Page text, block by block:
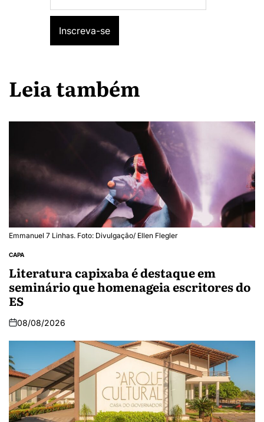
Leia também
Emmanuel 7 Linhas. Foto: Divulgação/ Ellen Flegler
CAPA
Literatura capixaba é destaque em
seminário que homenageia escritores do
ES
08/08/2026